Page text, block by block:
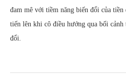
đam mê với tiềm năng biến đổi của
tiến lên khi cô điều hướng qua bối
đổi.